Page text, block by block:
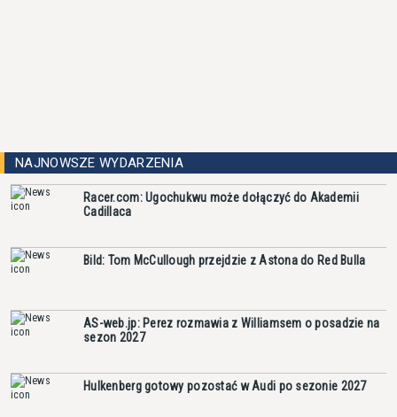
NAJNOWSZE WYDARZENIA
Racer.com: Ugochukwu może dołączyć do Akademii
Cadillaca
Bild: Tom McCullough przejdzie z Astona do Red Bulla
AS-web.jp: Perez rozmawia z Williamsem o posadzie na
sezon 2027
Hulkenberg gotowy pozostać w Audi po sezonie 2027